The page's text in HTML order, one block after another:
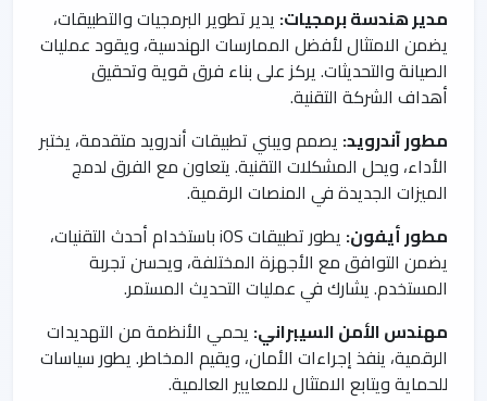
مدير هندسة برمجيات: يدير تطوير البرمجيات والتطبيقات،
يضمن الامتثال لأفضل الممارسات الهندسية، ويقود عمليات
الصيانة والتحديثات. يركز على بناء فرق قوية وتحقيق
أهداف الشركة التقنية.
مطور آندرويد: يصمم ويبني تطبيقات أندرويد متقدمة، يختبر
الأداء، ويحل المشكلات التقنية. يتعاون مع الفرق لدمج
الميزات الجديدة في المنصات الرقمية.
مطور أيفون:
يطور تطبيقات iOS باستخدام أحدث التقنيات،
يضمن التوافق مع الأجهزة المختلفة، ويحسن تجربة
المستخدم. يشارك في عمليات التحديث المستمر.
مهندس الأمن السيبراني: يحمي الأنظمة من التهديدات
الرقمية، ينفذ إجراءات الأمان، ويقيم المخاطر. يطور سياسات
للحماية ويتابع الامتثال للمعايير العالمية.